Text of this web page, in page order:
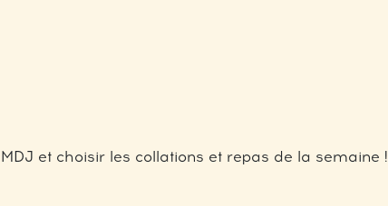
et choisir les collations et repas de la semaine !